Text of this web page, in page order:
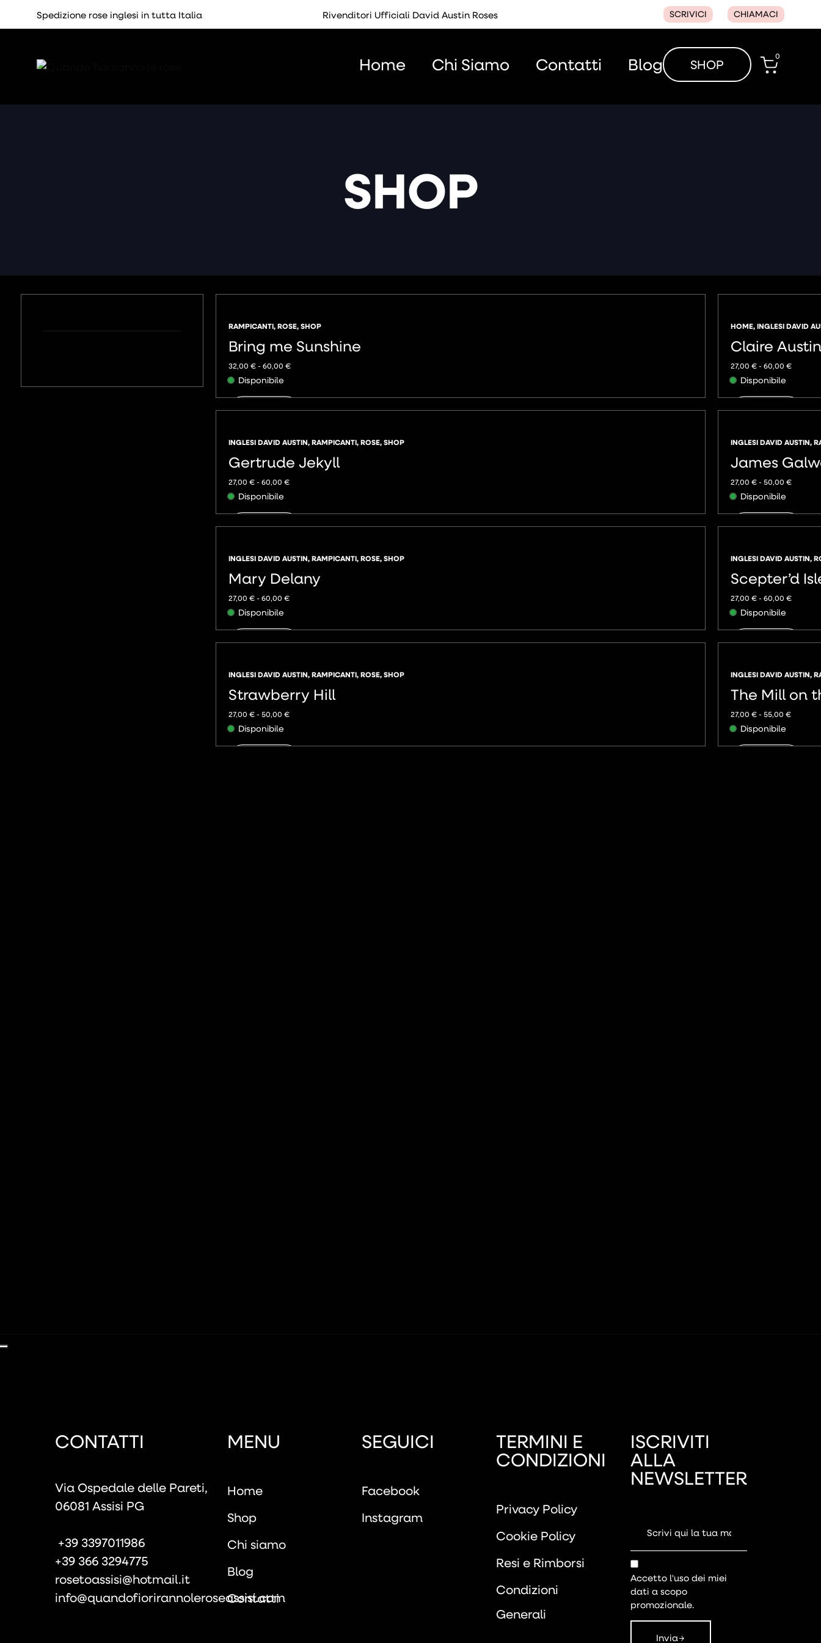
Spedizione rose inglesi in tutta Italia Rivenditori Ufficiali David Austin Roses SCRIVICI CHIAMACI
Home Chi Siamo Contatti Blog SHOP
0
SHOP
RAMPICANTI,ROSE,SHOP
Bring me Sunshine
32,00 € - 60,00 €
Disponibile
AGGIUNGI
HOME,INGLESI DAVID
Claire Austin
27,00 € - 60,00 €
Disponibile
AGGIUNGI
INGLESI DAVID AUSTIN,RAMPICANTI,ROSE,SHOP
Gertrude Jekyll
27,00 € - 60,00 €
Disponibile
AGGIUNGI
INGLESI DAVID AUSTIN,
James
27,00 € - 50,00 €
Disponibile
AGGIUNGI
INGLESI DAVID AUSTIN,RAMPICANTI,ROSE,SHOP
Mary Delany
27,00 € - 60,00 €
Disponibile
AGGIUNGI
INGLESI DAVID AUSTIN,
Scepter’d
27,00 € - 60,00 €
Disponibile
AGGIUNGI
INGLESI DAVID AUSTIN,RAMPICANTI,ROSE,SHOP
Strawberry Hill
27,00 € - 50,00 €
Disponibile
INGLESI DAVID AUSTIN,
The Mill on
27,00 € - 55,00 €
Disponibile
CONTATTI
Via Ospedale delle Pareti,
06081 Assisi PG
+39 3397011986
+39 366 3294775
rosetoassisi@hotmail.it
info@quandofiorirannoleroseassisi.com
MENU
Home
Shop
Chi siamo
Blog
Contatti
SEGUICI
Facebook
Instagram
TERMINI E
CONDIZIONI
Privacy Policy
Cookie Policy
Resi e Rimborsi
Condizioni
Generali
ISCRIVITI
ALLA
NEWSLETTER
Accetto l'uso dei miei
dati a scopo
promozionale.
Invia